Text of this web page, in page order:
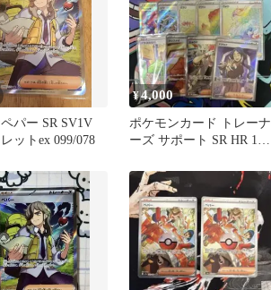
パー SR SV1V
ットex 099/078
¥4,000
ポケモンカード トレーナ
ーズ サポート SR HR 10